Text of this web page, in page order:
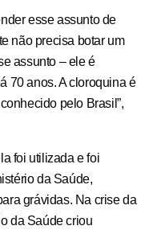
esse assunto de
não precisa botar um
assunto – ele é
70 anos. A cloroquina é
pelo Brasil”,
foi utilizada e foi
da Saúde,
grávidas. Na crise da
da Saúde criou